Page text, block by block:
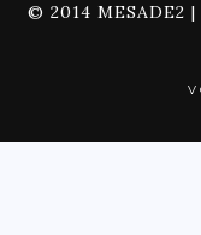
© 2014 MESADE2 |